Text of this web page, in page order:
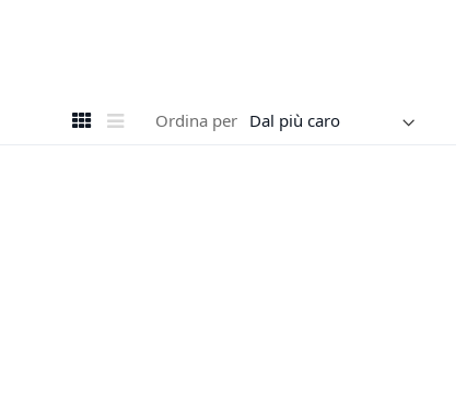
Mostra
GrigliaLista Ordina per